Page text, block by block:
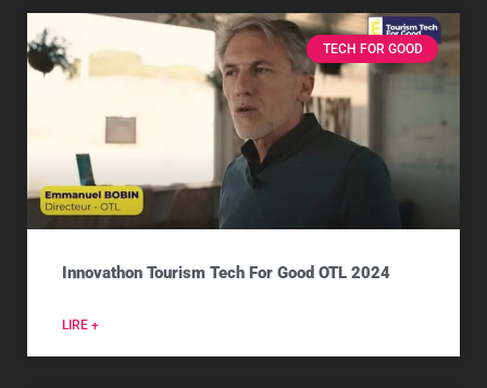
TECH FOR GOOD
Innovathon Tourism Tech For Good OTL 2024
LIRE +